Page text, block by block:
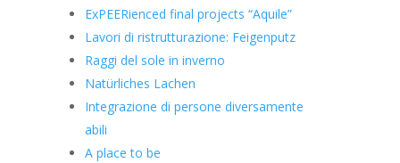
ExPEERienced final projects “Aquile”
Lavori di ristrutturazione: Feigenputz
Raggi del sole in inverno
Natürliches Lachen
Integrazione di persone diversamente
abili
A place to be